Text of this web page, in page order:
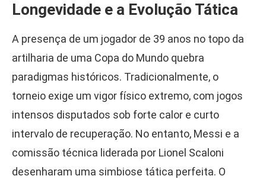
Longevidade e a Evolução Tática
A presença de um jogador de 39 anos no topo da
artilharia de uma Copa do Mundo quebra
paradigmas históricos. Tradicionalmente, o
torneio exige um vigor físico extremo, com jogos
intensos disputados sob forte calor e curto
intervalo de recuperação. No entanto, Messi e a
comissão técnica liderada por Lionel Scaloni
desenharam uma simbiose tática perfeita. O